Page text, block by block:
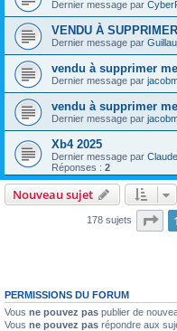
Dernier message par
VENDU À
Dernier message par
vendu à supprimer
Dernier message par
vendu à supprimer
Dernier message par
Xb4 2025
Dernier message par
Réponses : 2
Nouveau sujet
178 sujets 1
PERMISSIONS DU FORUM
Vous ne pouvez pas publier de
Vous ne pouvez pas répondre aux